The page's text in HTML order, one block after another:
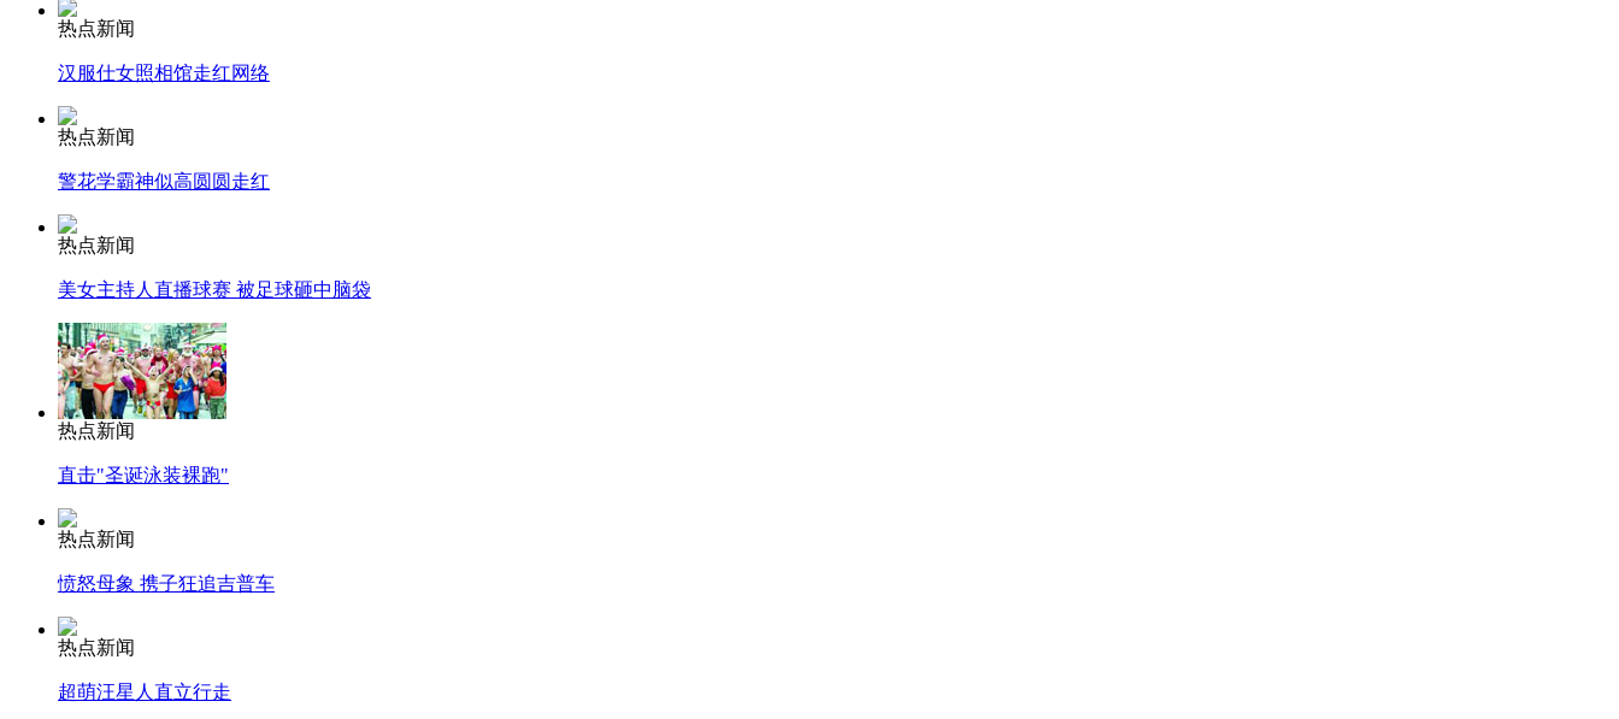
纽约上演“枕头大战”
司机酒驾遇交警 急速倒车逃窜
热点新闻
汉服仕女照相馆走红网络
热点新闻
警花学霸神似高圆圆走红
热点新闻
美女主持人直播球赛 被足球砸中脑袋
热点新闻
直击"圣诞泳装裸跑"
热点新闻
愤怒母象 携子狂追吉普车
热点新闻
超萌汪星人直立行走